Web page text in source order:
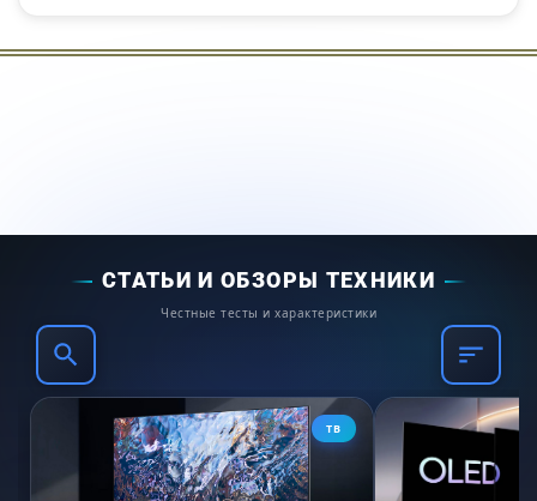
AI Color Booster для точной цветопередачи в
СТАТЬИ И ОБЗОРЫ ТЕХНИКИ
Честные тесты и характеристики
ТВ